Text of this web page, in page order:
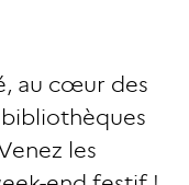
au cœur des
les